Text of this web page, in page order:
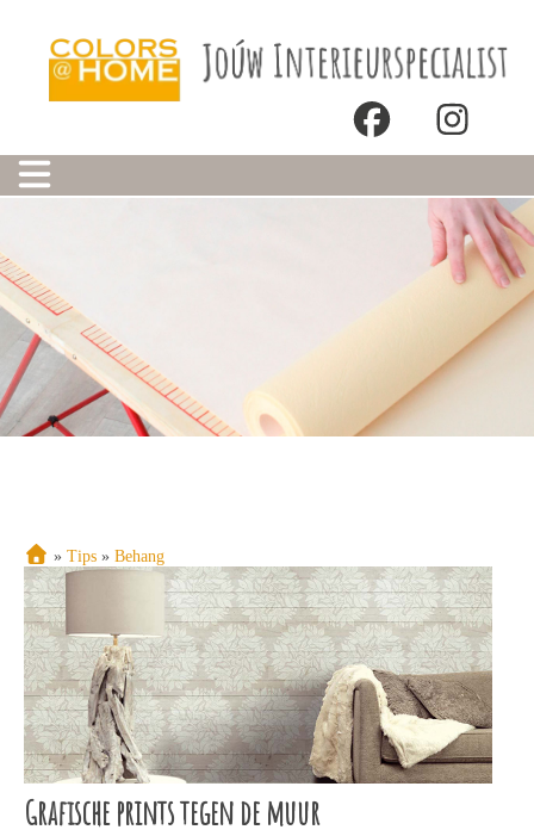
Onze winkels
» Tips » Behang
Grafische prints tegen de muur